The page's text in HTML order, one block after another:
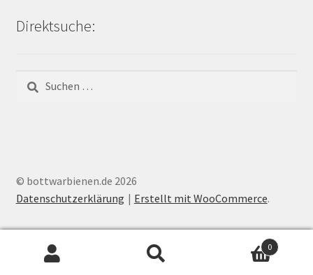
Direktsuche:
nach:
© bottwarbienen.de 2026
Datenschutzerklärung
Erstellt mit WooCommerce.
0